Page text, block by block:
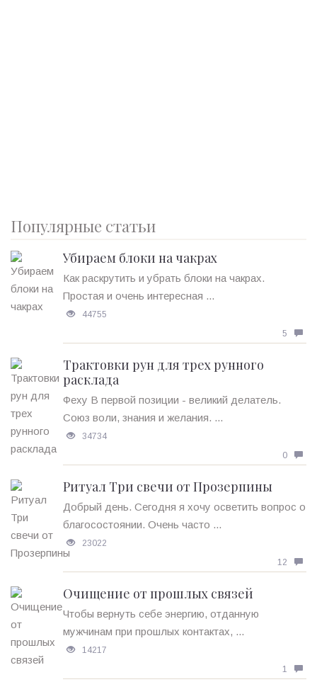
Популярные статьи
Убираем блоки на чакрах
Как раскрутить и убрать блоки на чакрах.
Простая и очень интересная ...
44755
5
Трактовки рун для трех рунного
расклада
Феху В первой позиции - великий делатель.
Союз воли, знания и желания. ...
34734
0
Ритуал Три свечи от Прозерпины
Добрый день. Сегодня я хочу осветить вопрос о
благосостоянии. Очень часто ...
23022
12
Очищение от прошлых связей
Чтобы вернуть себе энергию, отданную
мужчинам при прошлых контактах, ...
14217
1